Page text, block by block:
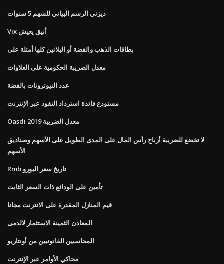
ديزني الرسم البياني للسهم 5 سنوات
Vix أنيق يعيش
بطاقات الذهب والفضة أو البلاتين كلها أمثلة على
معدل الضريبة الحكومية على العلاوات
عدد النيوترونات بالفضة
مستودع فائدة استرداد النقود عبر الإنترنت
Oasdi معدل الضريبة 2019
لا تخضع للضريبة أرباح رأس المال على المدى الطويل على الأسهم وصناديق
الأسهم
Rmb تاريخ سعر اليورو
تأمين على الودائع ذات السعر الثابت
قيم المنازل المقدرة على الانترنت مجانا
المعادن الثمينة الاستثمار لالدمى
المحاسبين القانونيين من أونتاريو
محاكي الأوامر عبر الإنترنت